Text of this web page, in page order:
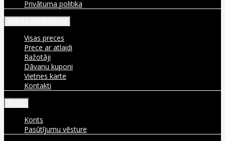
Privātuma politika
Visas preces
Prece ar atlaidi
Ražotāji
Dāvanu kuponi
Vietnes karte
Kontakti
Konts
Pasūtījumu vēsture